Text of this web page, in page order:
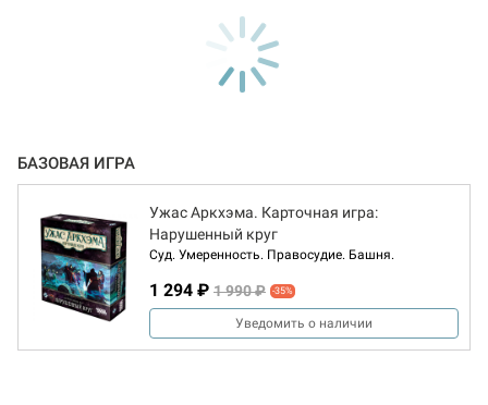
БАЗОВАЯ ИГРА
Ужас Аркхэма. Карточная игра:
Нарушенный круг
Суд. Умеренность. Правосудие. Башня.
1 294 ₽ 1 990 ₽ -35%
Уведомить о наличии